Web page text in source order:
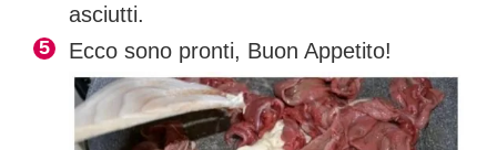
asciutti.
Ecco sono pronti, Buon Appetito!